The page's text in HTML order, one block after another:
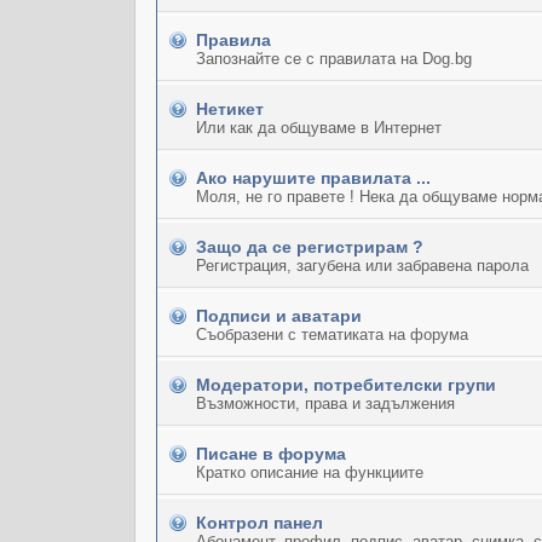
Правила
Запознайте се с правилата на Dog.bg
Нетикет
Или как да общуваме в Интернет
Ако нарушите правилата ...
Моля, не го правете ! Нека да общуваме
Защо да се регистрирам ?
Регистрация, загубена или забравена парола
Подписи и аватари
Съобразени с тематиката на форума
Модератори, потребителски групи
Възможности, права и задължения
Писане в форума
Кратко описание на функциите
Контрол панел